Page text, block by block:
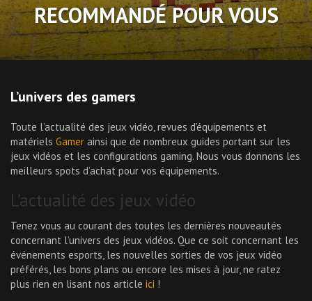
RECOMMANDÉ POUR VOUS
L’univers des gamers
Toute l’actualité des jeux vidéo, revues d’équipements et
matériels Gamer ainsi que de nombreux guides portant sur les
jeux vidéos et les configurations gaming. Nous vous donnons les
meilleurs spots d’achat pour vos équipements.
L’actualité des jeux vidéo
Tenez vous au courant des toutes les dernières nouveautés
concernant l’univers des jeux vidéos. Que ce soit concernant les
événements esports, les nouvelles sorties de vos jeux vidéo
préférés, les bons plans ou encore les mises à jour, ne ratez
plus rien en lisant nos article ici !